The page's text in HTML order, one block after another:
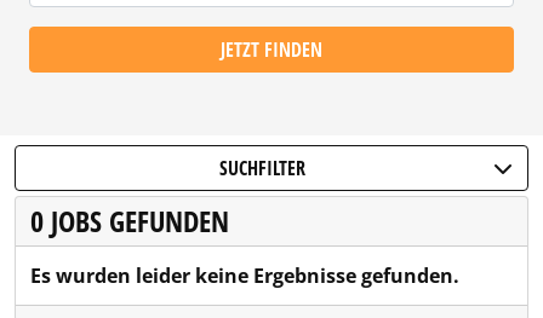
JETZT FINDEN
SUCHFILTER
0 JOBS GEFUNDEN
Es wurden leider keine Ergebnisse gefunden.